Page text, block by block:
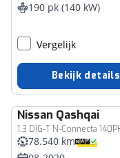
190 pk (140 kW)
Vergelijk
Bekijk details
Nissan Qashqai
78.540 km